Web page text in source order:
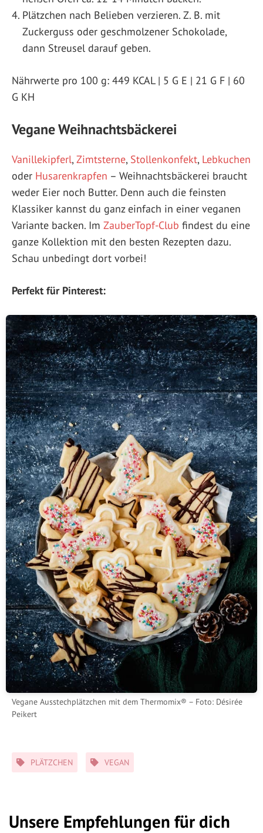
Plätzchen nach Belieben verzieren. Z. B. mit
Zuckerguss oder geschmolzener Schokolade,
dann Streusel darauf geben.
Nährwerte pro 100 g: 449 KCAL | 5 G E | 21 G F | 60
G KH
Vegane Weihnachtsbäckerei
Vanillekipferl,Zimtsterne, Stollenkonfekt, Lebkuchen
oder Husarenkrapfen – Weihnachtsbäckerei braucht
weder Eier noch Butter. Denn auch die feinsten
Klassiker kannst du ganz einfach in einer veganen
Variante backen. Im ZauberTopf-Club findest du eine
ganze Kollektion mit den besten Rezepten dazu.
Schau unbedingt dort vorbei!
Perfekt für Pinterest:
Vegane Ausstechplätzchen mit dem Thermomix® – Foto: Désirée
Peikert
Schlagwörter
PLÄTZCHEN VEGAN
Unsere Empfehlungen für dich